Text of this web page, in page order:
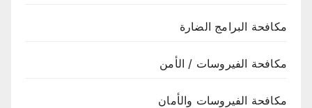
مكافحة البرامج الضارة
مكافحة الفيروسات / الأمن
مكافحة الفيروسات والأمان